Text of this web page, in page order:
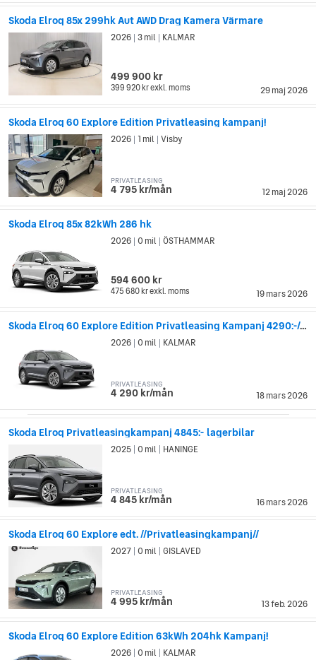
Skoda Elroq 85x 299hk Aut AWD Drag Kamera Värmare
29 maj 2026
2026 3 mil KALMAR
499 900 kr
399 920 krexkl. moms
Skoda Elroq 60 Explore Edition Privatleasing kampanj!
12 maj 2026
2026 1 mil Visby
PRIVATLEASING
4 795 kr/mån
Skoda Elroq 85x 82kWh 286 hk
19 mars 2026
2026 0 mil ÖSTHAMMAR
594 600 kr
475 680 krexkl. moms
Skoda Elroq 60 Explore Edition Privatleasing Kampanj 4290:-/mån*
18 mars 2026
2026 0 mil KALMAR
PRIVATLEASING
4 290 kr/mån
Skoda Elroq Privatleasingkampanj 4845:- lagerbilar
16 mars 2026
2025 0 mil HANINGE
PRIVATLEASING
4 845 kr/mån
Skoda Elroq 60 Explore edt. //Privatleasingkampanj//
13 feb. 2026
2027 0 mil GISLAVED
PRIVATLEASING
4 995 kr/mån
Skoda Elroq 60 Explore Edition 63kWh 204hk Kampanj!
2026 0 mil KALMAR